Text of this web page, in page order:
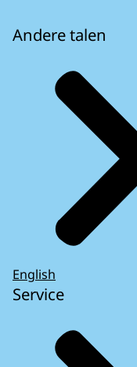
Andere talen
English
Service